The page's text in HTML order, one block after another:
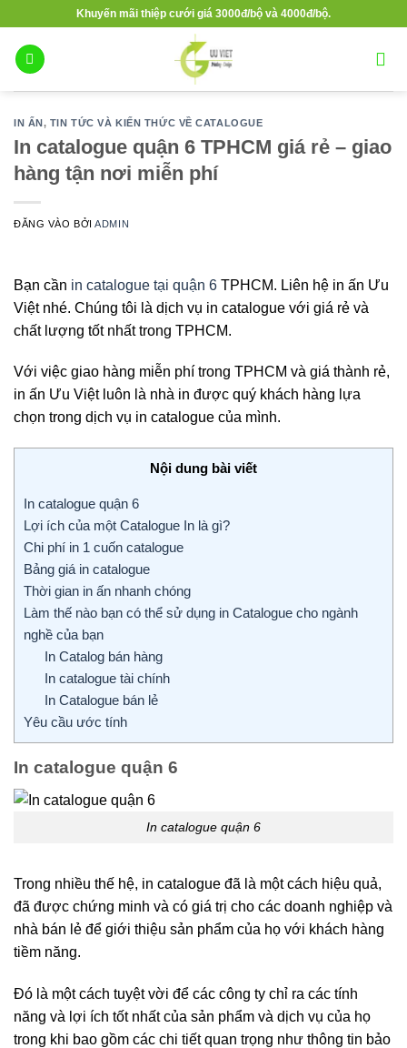
nội
dung
Khuyến mãi thiệp cưới giá 3000đ/bộ và 4000đ/bộ.
IN ẤN, TIN TỨC VÀ KIẾN THỨC VỀ CATALOGUE
In catalogue quận 6 TPHCM giá rẻ – giao
hàng tận nơi miễn phí
ĐĂNG VÀOBỞIADMIN
Bạn cần in catalogue tại quận 6 TPHCM. Liên hệ in ấn Ưu
Việt nhé. Chúng tôi là dịch vụ in catalogue với giá rẻ và
chất lượng tốt nhất trong TPHCM.
Với việc giao hàng miễn phí trong TPHCM và giá thành rẻ,
in ấn Ưu Việt luôn là nhà in được quý khách hàng lựa
chọn trong dịch vụ in catalogue của mình.
Nội dung bài viết
In catalogue quận 6
Lợi ích của một Catalogue In là gì?
Chi phí in 1 cuốn catalogue
Bảng giá in catalogue
Thời gian in ấn nhanh chóng
Làm thế nào bạn có thể sử dụng in Catalogue cho ngành
nghề của bạn
In Catalog bán hàng
In catalogue tài chính
In Catalogue bán lẻ
Yêu cầu ước tính
In catalogue quận 6
In catalogue quận 6
Trong nhiều thế hệ, in catalogue đã là một cách hiệu quả,
đã được chứng minh và có giá trị cho các doanh nghiệp và
nhà bán lẻ để giới thiệu sản phẩm của họ với khách hàng
tiềm năng.
Đó là một cách tuyệt vời để các công ty chỉ ra các tính
năng và lợi ích tốt nhất của sản phẩm và dịch vụ của họ
trong khi bao gồm các chi tiết quan trọng như thông tin bảo